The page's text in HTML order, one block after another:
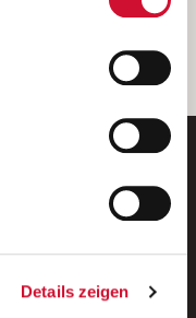
zu. Sie können
jederzeit widerrufen,
und diese
Details zeigen